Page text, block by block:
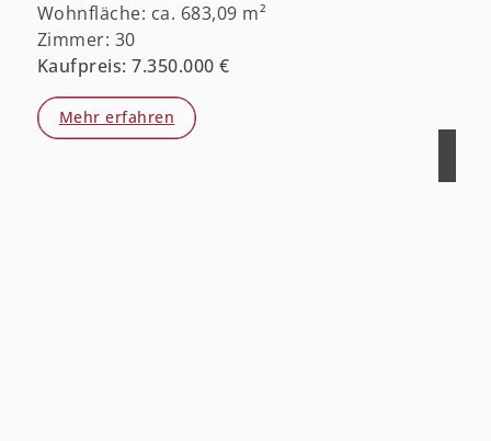
Wohnfläche: ca. 683,09 m²
Zimmer: 30
Kaufpreis: 7.350.000 €
Mehr erfahren